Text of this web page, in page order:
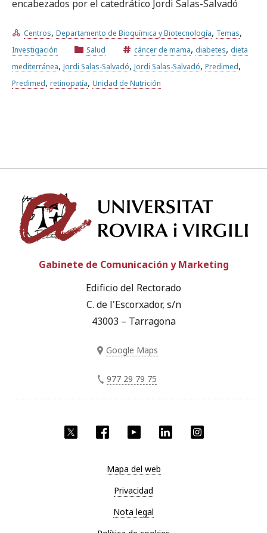
encabezados por el catedrático Jordi Salas-Salvadó
Centros, Departamento de Bioquímica y Biotecnología, Temas,
Investigación Salud cáncer de mama, diabetes, dieta
mediterránea, Jordi Salas-Salvadó, Jordi Salas-Salvadó, Predimed,
Predimed, retinopatía, Unidad de Nutrición
Twitter Facebook YouTube LinkedIn
Gabinete de Comunicación y Marketing
Edificio del Rectorado
C. de l'Escorxador, s/n
43003 – Tarragona
Google Maps
977 29 79 75
Mapa del web
Privacidad
Nota legal